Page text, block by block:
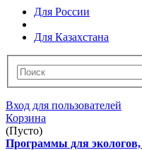
Для России
Для Казахстана
Вход для пользователей
Корзина
(Пусто)
Программы для